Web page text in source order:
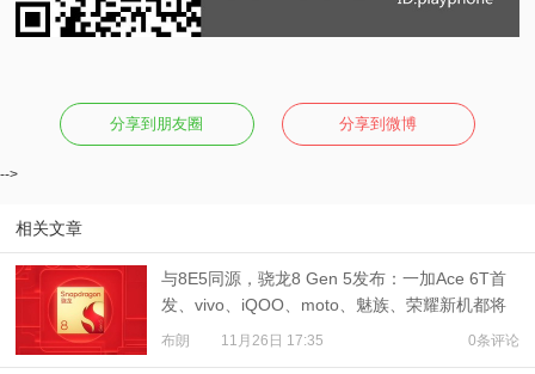
分享到朋友圈 分享到微博
-->
相关文章
与8E5同源，骁龙8 Gen 5发布：一加Ace 6T首
发、vivo、iQOO、moto、魅族、荣耀新机都将
搭载
布朗 11月26日 17:35 0条评论